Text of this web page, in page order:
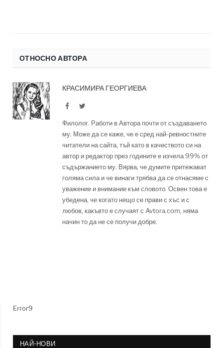
ОТНОСНО АВТОРА
КРАСИМИРА ГЕОРГИЕВА
FacebookTwitter
Филолог. Работи в Автора почти от създаването
му. Може да се каже, че е сред най-ревностните
читатели на сайта, тъй като в качеството си на
автор и редактор през годините е изчела 99% от
съдържанието му. Вярва, че думите притежават
голяма сила и че винаги трябва да се отнасяме с
уважение и внимание към словото. Освен това е
убедена, че когато нещо се прави с хъс и с
любов, какъвто е случаят с Avtora.com, няма
начин то да не се получи добре.
Error9
НАЙ-НОВИ